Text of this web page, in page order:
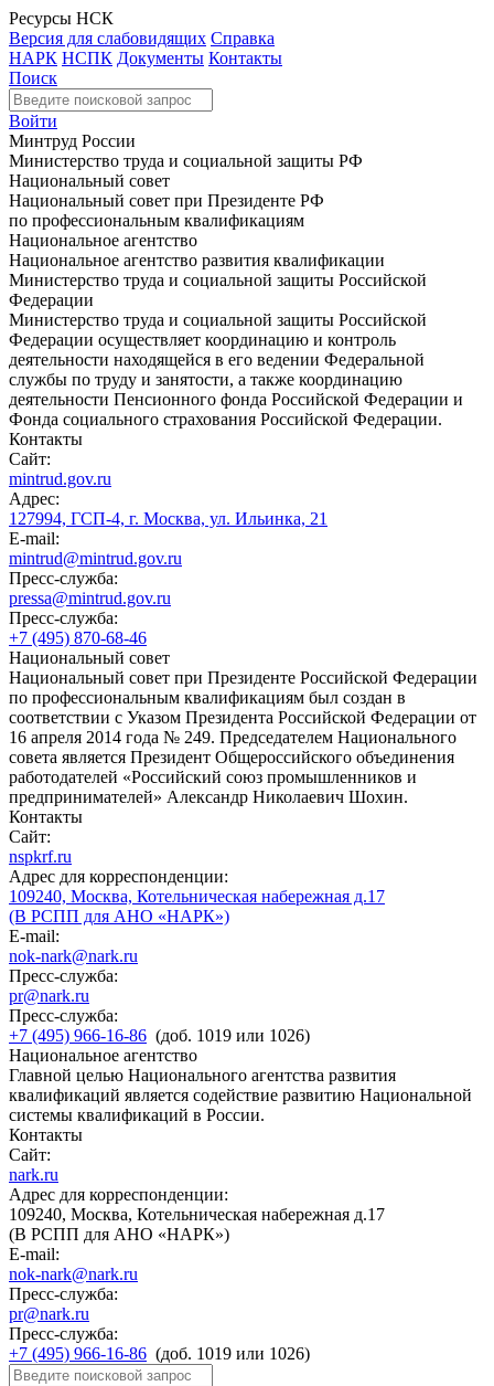
Ресурсы НСК
Версия для слабовидящих Справка
НАРК НСПК Документы Контакты
Поиск
Войти
Минтруд России
Министерство труда и социальной защиты РФ
Национальный совет
Национальный совет при Президенте РФ
по профессиональным квалификациям
Национальное агентство
Национальное агентство развития квалификации
Министерство труда и социальной защиты Российской
Федерации
Министерство труда и социальной защиты Российской
Федерации осуществляет координацию и контроль
деятельности находящейся в его ведении Федеральной
службы по труду и занятости, а также координацию
деятельности Пенсионного фонда Российской Федерации и
Фонда социального страхования Российской Федерации.
Контакты
Сайт:
mintrud.gov.ru
Адрес:
127994, ГСП-4, г. Москва, ул. Ильинка, 21
E-mail:
mintrud@mintrud.gov.ru
Пресс-служба:
pressa@mintrud.gov.ru
Пресс-служба:
+7 (495) 870-68-46
Национальный совет
Национальный совет при Президенте Российской Федерации
по профессиональным квалификациям был создан в
соответствии с Указом Президента Российской Федерации от
16 апреля 2014 года № 249. Председателем Национального
совета является Президент Общероссийского объединения
работодателей «Российский союз промышленников и
предпринимателей» Александр Николаевич Шохин.
Контакты
Сайт:
nspkrf.ru
Адрес для корреспонденции:
109240, Москва, Котельническая набережная д.17
(В РСПП для АНО «НАРК»)
E-mail:
nok-nark@nark.ru
Пресс-служба:
pr@nark.ru
Пресс-служба:
+7 (495) 966-16-86 (доб. 1019 или 1026)
Национальное агентство
Главной целью Национального агентства развития
квалификаций является содействие развитию Национальной
системы квалификаций в России.
Контакты
Сайт:
nark.ru
Адрес для корреспонденции:
109240, Москва, Котельническая набережная д.17
(В РСПП для АНО «НАРК»)
E-mail:
nok-nark@nark.ru
Пресс-служба:
pr@nark.ru
Пресс-служба:
+7 (495) 966-16-86 (доб. 1019 или 1026)